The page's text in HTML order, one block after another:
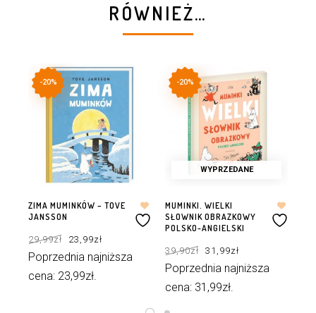
RÓWNIEŻ…
-20%
ZIMA MUMINKÓW – TOVE
JANSSON
29,99zł cena
wynosiła:
29,99zł.
23,99złcena
23,99zł.
Poprzednia najniższa
cena: 23,99zł.
WYPRZEDANE
-20%
MUMINKI. WIELKI
SŁOWNIK OBRAZKOWY
POLSKO-ANGIELSKI
39,90zł cena
wynosiła:
39,90zł.
31,99złcena
31,99zł.
Poprzednia najniższa
cena: 31,99zł.